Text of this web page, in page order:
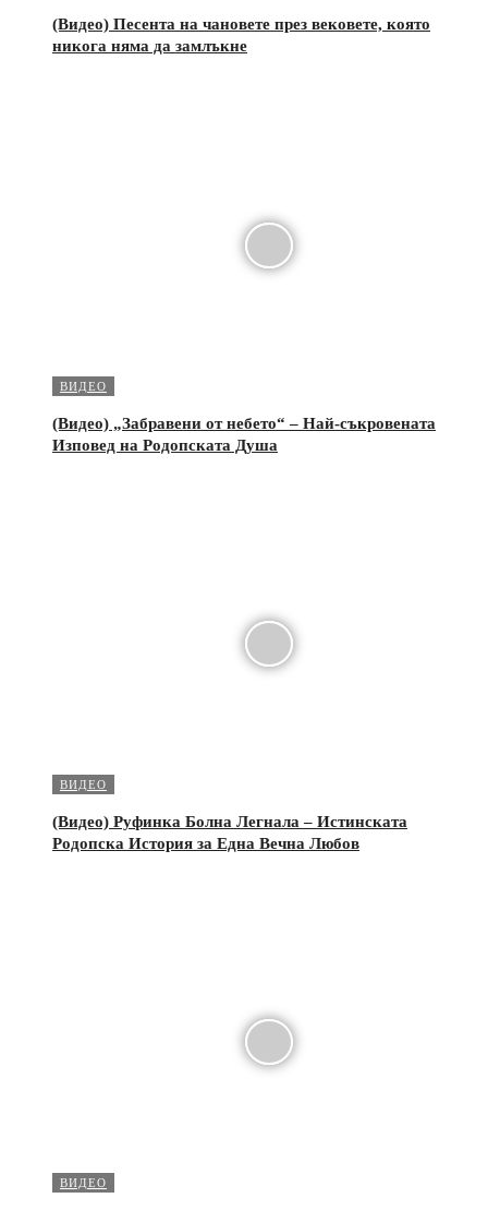
(Видео) Песента на чановете през вековете, която
никога няма да замлъкне
ВИДЕО
(Видео) „Забравени от небето“ – Най-съкровената
Изповед на Родопската Душа
ВИДЕО
(Видео) Руфинка Болна Легнала – Истинската
Родопска История за Една Вечна Любов
ВИДЕО